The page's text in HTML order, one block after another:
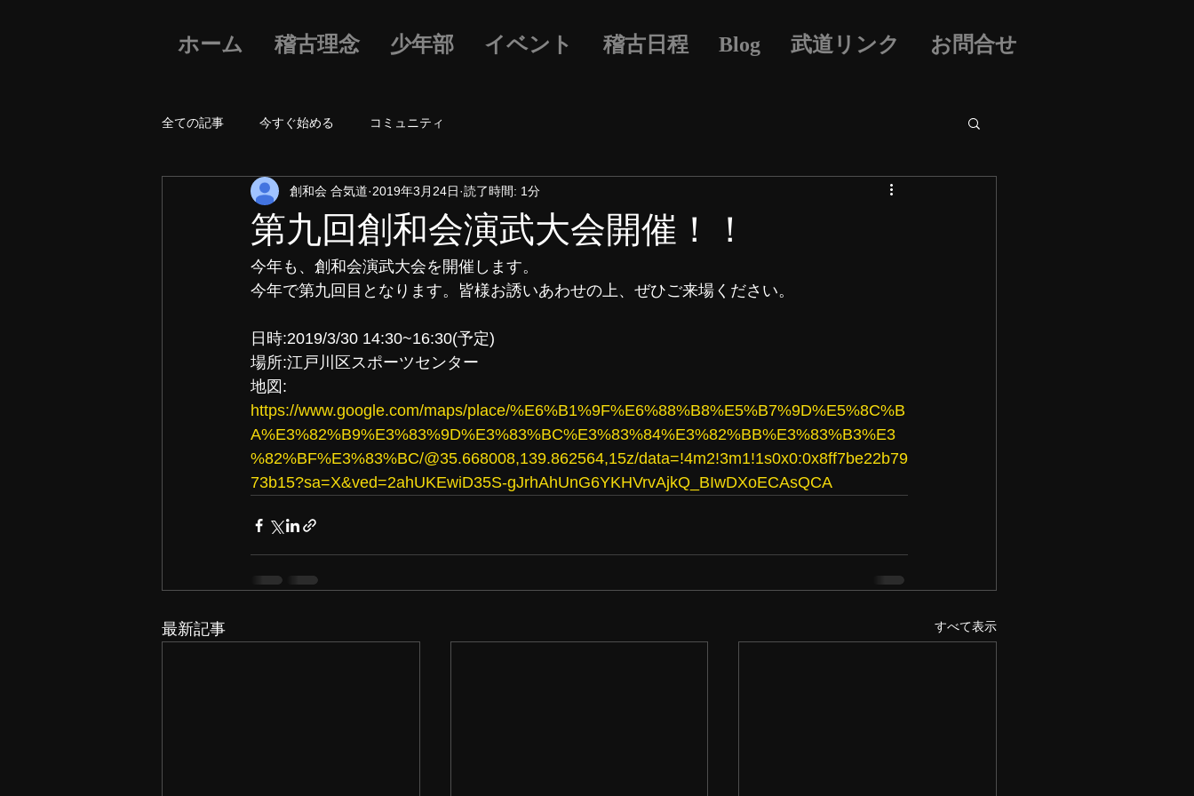
ホーム 稽古理念 少年部 イベント 稽古日程 Blog 武道リンク お問合せ
全ての記事 今すぐ始める コミュニティ
第九回創和会演武大会開催！！
創和会 合気道 2019年3月24日 読了時間: 1分
今年も、創和会演武大会を開催します。
今年で第九回目となります。皆様お誘いあわせの上、ぜひご来場ください。
日時:2019/3/30 14:30~16:30(予定)
場所:江戸川区スポーツセンター
地図:
https://www.google.com/maps/place/%E6%B1%9F%E6%88%B8%E5%B7%9D%E5%8C%B
A%E3%82%B9%E3%83%9D%E3%83%BC%E3%83%84%E3%82%BB%E3%83%B3%E3
%82%BF%E3%83%BC/@35.668008,139.862564,15z/data=!4m2!3m1!1s0x0:0x8ff7be22b79
73b15?sa=X&ved=2ahUKEwiD35S-gJrhAhUnG6YKHVrvAjkQ_BIwDXoECAsQCA
最新記事 すべて表示